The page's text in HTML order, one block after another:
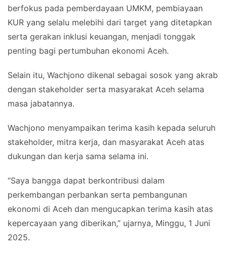
berfokus pada pemberdayaan UMKM, pembiayaan
KUR yang selalu melebihi dari target yang ditetapkan
serta gerakan inklusi keuangan, menjadi tonggak
penting bagi pertumbuhan ekonomi Aceh.
Selain itu, Wachjono dikenal sebagai sosok yang akrab
dengan stakeholder serta masyarakat Aceh selama
masa jabatannya.
Wachjono menyampaikan terima kasih kepada seluruh
stakeholder, mitra kerja, dan masyarakat Aceh atas
dukungan dan kerja sama selama ini.
“Saya bangga dapat berkontribusi dalam
perkembangan perbankan serta pembangunan
ekonomi di Aceh dan mengucapkan terima kasih atas
kepercayaan yang diberikan,” ujarnya, Minggu, 1 Juni
2025.